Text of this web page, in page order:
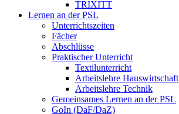
TRIXITT
Lernen an der PSL
Unterrichtszeiten
Fächer
Abschlüsse
Praktischer Unterricht
Textilunterricht
Arbeitslehre Hauswirtschaft
Arbeitslehre Technik
Gemeinsames Lernen an der PSL​
GoIn (DaF/DaZ)